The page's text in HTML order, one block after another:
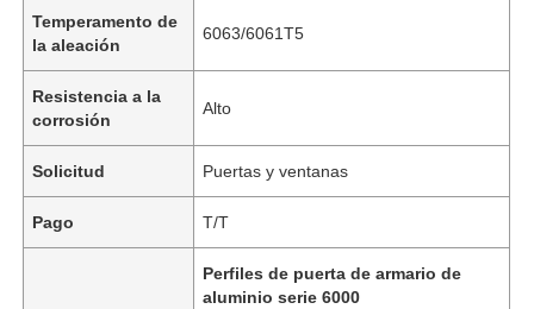
Temperamento de
la aleación
6063/6061T5
Resistencia a la
corrosión
Alto
Solicitud Puertas y ventanas
Pago T/T
Perfiles de puerta de armario de
aluminio serie 6000